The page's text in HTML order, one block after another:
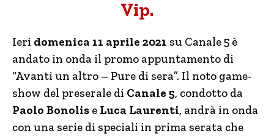
Vip.
Ieri domenica 11 aprile 2021 su Canale 5 è
andato in onda il promo appuntamento di
“Avanti un altro – Pure di sera”. Il noto game-
show del preserale di Canale 5, condotto da
Paolo Bonolis e Luca Laurenti, andrà in onda
con una serie di speciali in prima serata che